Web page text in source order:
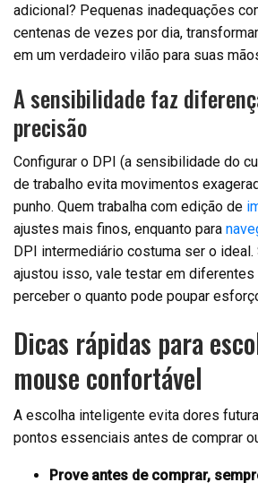
adicional? Pequenas inadequações
centenas de vezes por dia,
em um verdadeiro vilão para suas
A sensibilidade faz
precisão
Configurar o DPI (a sensibilidade do
de trabalho evita movimentos
punho. Quem trabalha com edição de
ajustes mais finos, enquanto para
DPI intermediário costuma ser o ideal.
ajustou isso, vale testar em diferentes
perceber o quanto pode poupar
Dicas rápidas para
mouse confortável
A escolha inteligente evita dores
pontos essenciais antes de comprar
Prove antes de comprar,